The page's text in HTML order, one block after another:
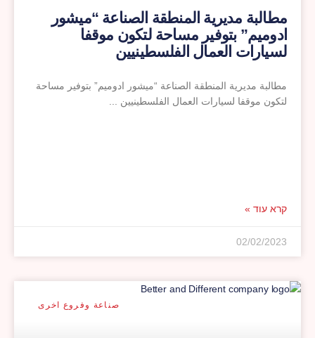
مطالبة مديرية المنطقة الصناعة “ميشور
ادوميم” بتوفير مساحة لتكون موقفا
لسيارات العمال الفلسطينيين
مطالبة مديرية المنطقة الصناعة “ميشور ادوميم” بتوفير مساحة
لتكون موقفا لسيارات العمال الفلسطينيين
קרא עוד »
02/02/2023
صناعة وفروع اخرى